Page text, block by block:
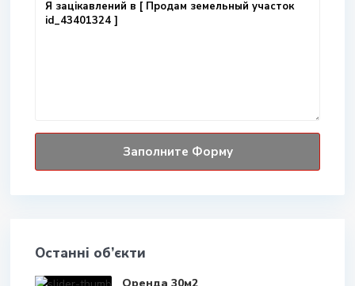
Останні об’єкти